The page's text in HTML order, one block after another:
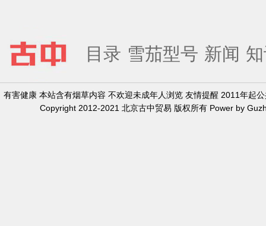
目录 雪茄型号 新闻
有害健康 本站含有烟草内容 不欢迎未成年人浏览 友情提醒 2011年起
Copyright 2012-2021 北京古中贸易 版权所有 Power by